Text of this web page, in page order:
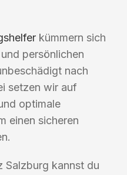
kümmern sich
persönlichen
nach
setzen wir auf
optimale
einen sicheren
Salzburg kannst du